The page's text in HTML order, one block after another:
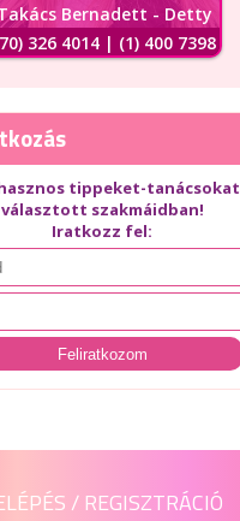
Bernadett - Detty
326 4014 | (1) 400 7398
tippeket-
választott szakmáidban!
Iratkozz fel:
/ REGISZTRÁCIÓ